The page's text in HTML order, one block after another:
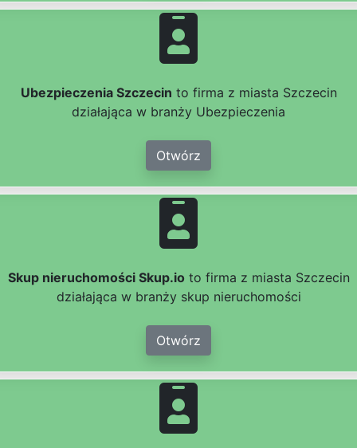
Ubezpieczenia Szczecin to firma z miasta Szczecin
działająca w branży Ubezpieczenia
Otwórz
Skup nieruchomości Skup.io to firma z miasta Szczecin
działająca w branży skup nieruchomości
Otwórz